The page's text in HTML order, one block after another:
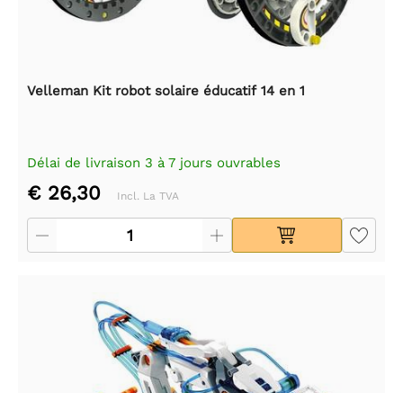
Velleman Kit robot solaire éducatif 14 en 1
Délai de livraison 3 à 7 jours ouvrables
€ 26,30 Incl. La TVA